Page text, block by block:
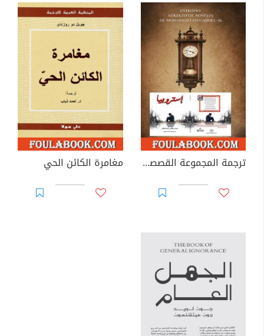
ترجمة المجموعة القصصية استروبيا لمحمد فتحي عبد العال بلغة الاسبرنتو مغامرة الكائن الحي